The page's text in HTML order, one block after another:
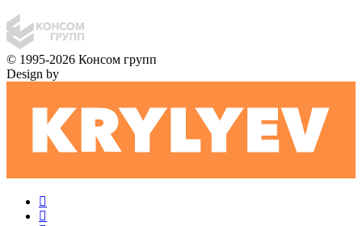
© 1995-2026 Консом групп
Design by